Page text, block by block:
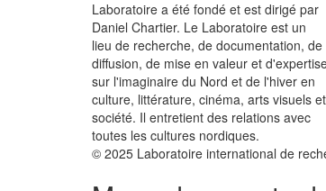
Laboratoire a été fondé et est dirigé par
Daniel Chartier. Le Laboratoire est un
lieu de recherche, de documentation, de
diffusion, de mise en valeur et
sur l'imaginaire du Nord et de l'hiver en
culture, littérature, cinéma, arts visuels et
société. Il entretient des relations avec
toutes les cultures nordiques.
© 2025 Laboratoire international de